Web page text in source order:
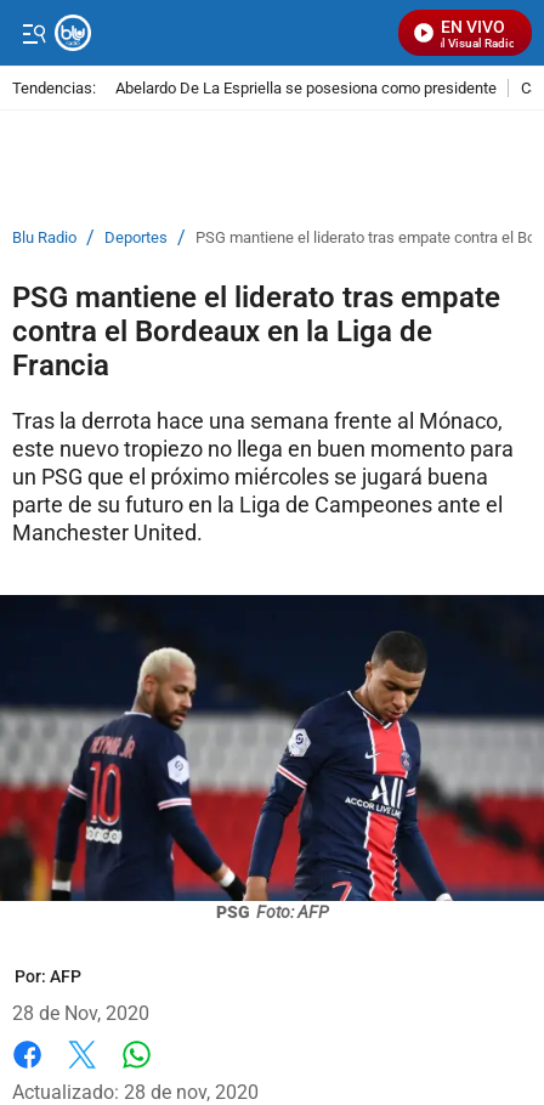
EN VIVO
Señal Visual Radio
Tendencias: Abelardo De La Espriella se posesiona como presidente
Blu Radio / Deportes / PSG mantiene el liderato tras empate contra el
PSG mantiene el liderato tras empate
contra el Bordeaux en la Liga de
Francia
Tras la derrota hace una semana frente al Mónaco,
este nuevo tropiezo no llega en buen momento para
un PSG que el próximo miércoles se jugará buena
parte de su futuro en la Liga de Campeones ante el
Manchester United.
PSG Foto: AFP
Por: AFP
28 de Nov, 2020
Facebook
X
Actualizado: 28 de nov, 2020